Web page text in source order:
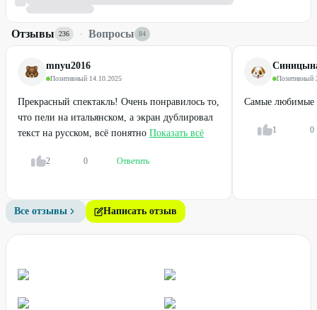
Отзывы 236 · Вопросы 84
mnyu2016
Позитивный·14.10.2025
Прекрасный спектакль! Очень понравилось то,
что пели на итальянском, а экран дублировал
текст на русском, всё понятно Показать всё
2 0 Ответить
Позитивный·
Самые
1 0
Все отзывы Написать отзыв